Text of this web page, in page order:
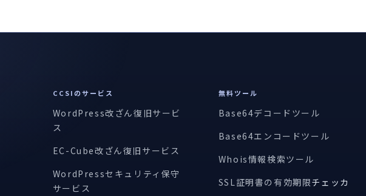
CCSIのサービス
WordPress改ざん復旧サービ
ス
EC-Cube改ざん復旧サービス
WordPressセキュリティ保守
サービス
無料ツール
Base64デコードツール
Base64エンコードツール
Whois情報検索ツール
SSL証明書の有効期限チェッカ